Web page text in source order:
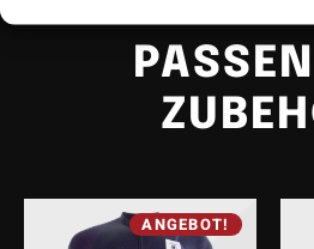
ANGEBOT!